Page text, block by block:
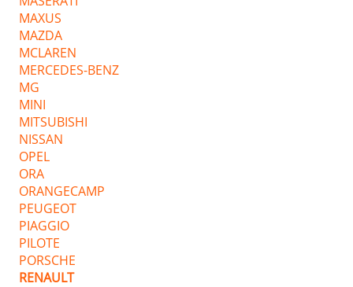
MAXUS
MAZDA
MCLAREN
MERCEDES-BENZ
MG
MINI
MITSUBISHI
NISSAN
OPEL
ORA
ORANGECAMP
PEUGEOT
PIAGGIO
PILOTE
PORSCHE
RENAULT